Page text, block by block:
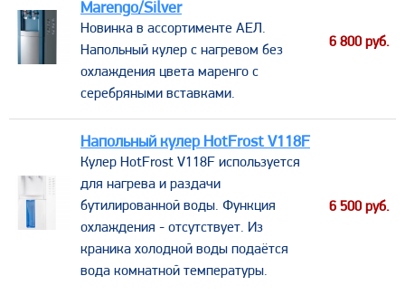
Marengo/Silver
​Новинка в ассортименте АЕЛ.
Напольный кулер с нагревом без
охлаждения цвета маренго с
серебряными вставками.
6 800 руб.
Напольный кулер HotFrost V118F
Кулер HotFrost V118F используется
для нагрева и раздачи
бутилированной воды. Функция
охлаждения - отсутствует. Из
краника холодной воды подаётся
вода комнатной температуры.
6 500 руб.